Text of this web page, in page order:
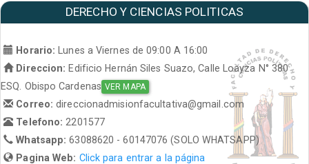
DERECHO Y CIENCIAS POLITICAS
Horario:
Lunes a Viernes de 09:00 A 16:00
Direccion: Edificio Hernán Siles Suazo, Calle Loayza N° 380
ESQ. Obispo Cardenas VER MAPA
Correo:direccionadmisionfacultativa@gmail.com
Telefono: 2201577
Whatsapp:63088620 - 60147076 (SOLO WHATSAPP)
Pagina Web: Click para entrar a la página